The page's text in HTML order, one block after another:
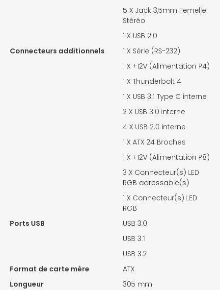
5 X Jack 3,5mm Femelle
Stéréo
1 X USB 2.0
Connecteurs additionnels
1 X Série (RS-232)
1 X +12V (Alimentation P4)
1 X Thunderbolt 4
1 X USB 3.1 Type C interne
2 X USB 3.0 interne
4 X USB 2.0 interne
1 X ATX 24 Broches
1 X +12V (Alimentation P8)
3 X Connecteur(s) LED
RGB adressable(s)
1 X Connecteur(s) LED
RGB
Ports USB
USB 3.0
USB 3.1
USB 3.2
Format de carte mère
ATX
Longueur
305 mm